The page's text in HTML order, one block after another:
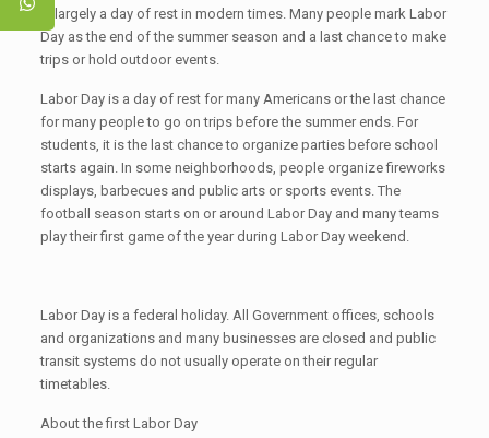
is largely a day of rest in modern times. Many people mark Labor
Day as the end of the summer season and a last chance to make
trips or hold outdoor events.
Labor Day is a day of rest for many Americans or the last chance
for many people to go on trips before the summer ends. For
students, it is the last chance to organize parties before school
starts again. In some neighborhoods, people organize fireworks
displays, barbecues and public arts or sports events. The
football season starts on or around Labor Day and many teams
play their first game of the year during Labor Day weekend.
Labor Day is a federal holiday. All Government offices, schools
and organizations and many businesses are closed and public
transit systems do not usually operate on their regular
timetables.
About the first Labor Day